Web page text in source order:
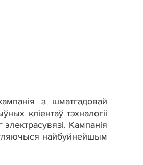
з шматгадовай
кліентаў тэхналогіі
Кампанія
найбуйнейшым